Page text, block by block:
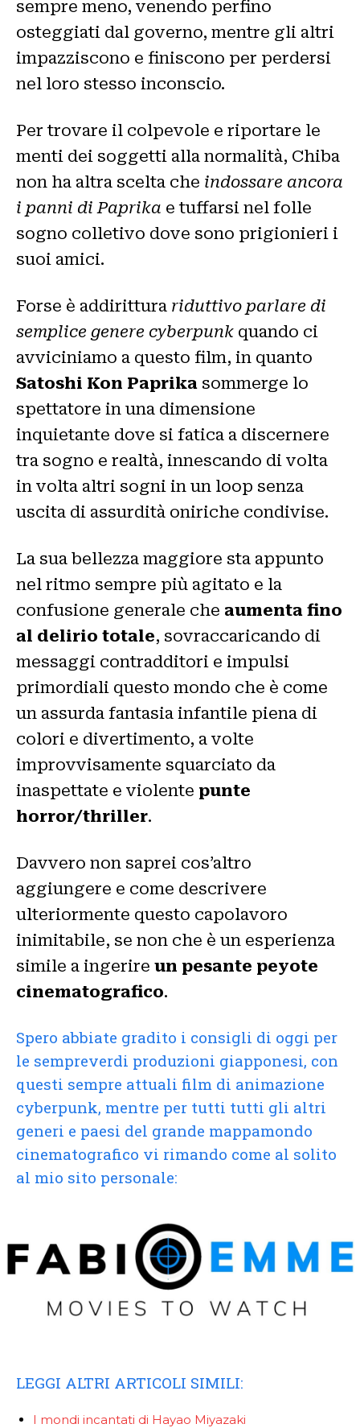
sempre meno, venendo perfino
osteggiati dal governo, mentre gli altri
impazziscono e finiscono per perdersi
nel loro stesso inconscio.
Per trovare il colpevole e riportare le
menti dei soggetti alla normalità, Chiba
non ha altra scelta che indossare ancora
i panni di Paprika e tuffarsi nel folle
sogno colletivo dove sono prigionieri i
suoi amici.
Forse è addirittura riduttivo parlare di
semplice genere cyberpunk quando ci
avviciniamo a questo film, in quanto
Satoshi Kon Paprika sommerge lo
spettatore in una dimensione
inquietante dove si fatica a discernere
tra sogno e realtà, innescando di volta
in volta altri sogni in un loop senza
uscita di assurdità oniriche condivise.
La sua bellezza maggiore sta appunto
nel ritmo sempre più agitato e la
confusione generale che aumenta fino
al delirio totale, sovraccaricando di
messaggi contradditori e impulsi
primordiali questo mondo che è come
un assurda fantasia infantile piena di
colori e divertimento, a volte
improvvisamente squarciato da
inaspettate e violente punte
horror/thriller.
Davvero non saprei cos’altro
aggiungere e come descrivere
ulteriormente questo capolavoro
inimitabile, se non che è un esperienza
simile a ingerire un pesante peyote
cinematografico.
Spero abbiate gradito i consigli di oggi per
le sempreverdi produzioni giapponesi, con
questi sempre attuali film di animazione
cyberpunk, mentre per tutti tutti gli altri
generi e paesi del grande mappamondo
cinematografico vi rimando come al solito
al mio sito personale:
LEGGI ALTRI ARTICOLI SIMILI:
I mondi incantati di Hayao Miyazaki